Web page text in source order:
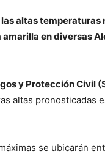
altas temperaturas
en diversas
y Protección Civil
altas pronosticadas
se ubicarán